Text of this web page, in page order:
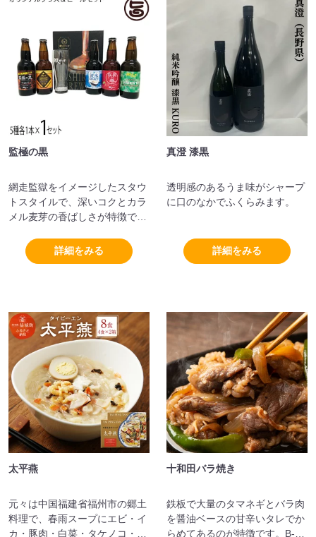
監極の黒
網走監獄をイメージしたスタウ
トスタイルで、深いコクとカラ
メル麦芽の香ばしさが特徴で
詳細をみる
真澄 漆黒
透明感のあるうま味がシャープ
に口のなかでふくらみます。
詳細をみる
太平燕
元々は中国福建省福州市の郷土
料理で、春雨スープにエビ・イ
カ・豚肉・白菜・タケノコ・キ
十和田バラ焼き
鉄板で大量のタマネギとバラ肉
を醤油ベースの甘辛いタレでか
らめてあるのが特徴です。B-1